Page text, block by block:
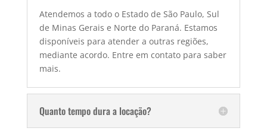
Atendemos a todo o Estado de São Paulo, Sul
de Minas Gerais e Norte do Paraná. Estamos
disponíveis para atender a outras regiões,
mediante acordo. Entre em contato para saber
mais.
Quanto tempo dura a locação?